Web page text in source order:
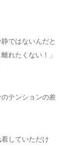
ではないんだと
れたくない！」
テンションの差
していただけ